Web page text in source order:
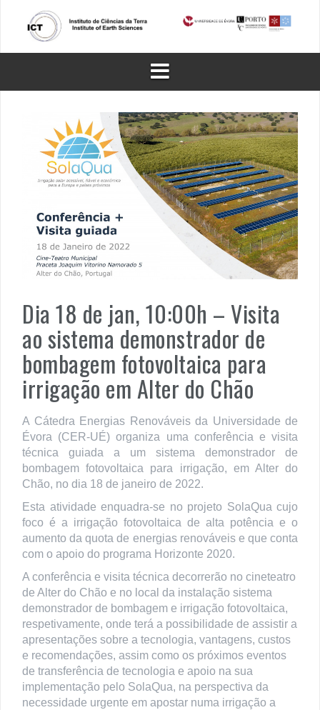
content
Dia 18 de jan, 10:00h – Visita
ao sistema demonstrador de
bombagem fotovoltaica para
irrigação em Alter do Chão
A Cátedra Energias Renováveis da Universidade de
Évora (CER-UÉ) organiza uma conferência e visita
técnica guiada a um sistema demonstrador de
bombagem fotovoltaica para irrigação, em Alter do
Chão, no dia 18 de janeiro de 2022.
Esta atividade enquadra-se no projeto SolaQua cujo
foco é a irrigação fotovoltaica de alta potência e o
aumento da quota de energias renováveis e que conta
com o apoio do programa Horizonte 2020.
A conferência e visita técnica decorrerão no cineteatro
de Alter do Chão e no local da instalação sistema
demonstrador de bombagem e irrigação fotovoltaica,
respetivamente, onde terá a possibilidade de assistir a
apresentações sobre a tecnologia, vantagens, custos
e recomendações, assim como os próximos eventos
de transferência de tecnologia e apoio na sua
implementação pelo SolaQua, na perspectiva da
necessidade urgente em apostar numa irrigação a